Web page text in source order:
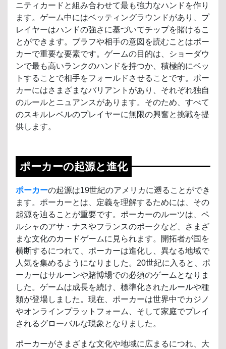
ニティカードと組み合わせて最も強力なハンドを作り
ます。ゲーム中にはベッティングラウンドがあり、プ
レイヤーはハンドの強さに基づいてチップを賭けるこ
とができます。ブラフや相手の意図を読むことはポー
カーで重要な要素です。ゲームの目的は、ショーダウ
ンで最も高いランクのハンドを持つか、積極的にベッ
トすることで相手をフォールドさせることです。ポー
カーにはさまざまなバリアントがあり、それぞれ独自
のルールとニュアンスがあります。そのため、すべて
のスキルレベルのプレイヤーに無限の興奮と挑戦を提
供します。
ポーカーの起源と進化
ポーカーの起源は19世紀のアメリカに遡ることができ
ます。ポーカーとは、定義を理解するためには、その
起源を辿ることが重要です。ポーカーのルーツは、ペ
ルシャのアサ・ナスやフランスのポークなど、さまざ
まな文化のカードゲームに見られます。開拓者が国を
横断するにつれて、ポーカーは進化し、異なる地域で
人気を集めるようになりました。20世紀に入ると、ポ
ーカーはサルーンや賭博場での必須のゲームとなりま
した。ゲームは成長を続け、標準化されたルールや種
類が登場しました。現在、ポーカーは世界中でカジノ
やオンラインプラットフォーム、そして家庭でプレイ
されるグローバルな現象となりました。
ポーカーがさまざまな文化や地域に広まるにつれ、大